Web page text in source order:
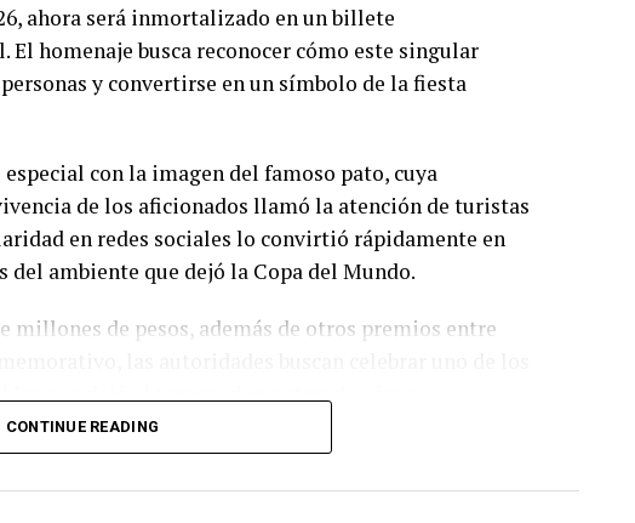
ahora será inmortalizado en un billete
homenaje busca reconocer cómo este singular
y convertirse en un símbolo de la fiesta
con la imagen del famoso pato, cuya
de los aficionados llamó la atención de turistas
en redes sociales lo convirtió rápidamente en
ambiente que dejó la Copa del Mundo.
de pesos, además de otros premios entre
que dejó el torneo, demostrando cómo un
de la afición.
durante el Mundial a formar parte de la historia de
CONTINUE READING